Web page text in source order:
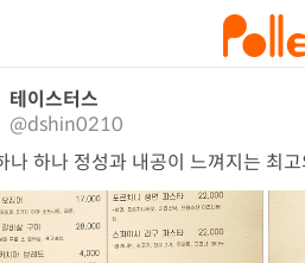
테이스터스
@dshin0210
나 하나 정성과 내공이 느껴지는 최